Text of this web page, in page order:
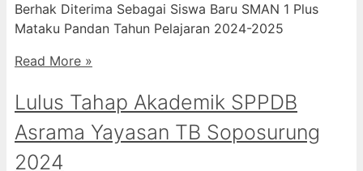
Berhak Diterima Sebagai Siswa Baru SMAN 1 Plus
Mataku Pandan Tahun Pelajaran 2024-2025
Read More »
Lulus Tahap Akademik SPPDB
Asrama Yayasan TB Soposurung
2024